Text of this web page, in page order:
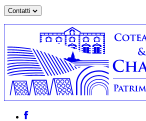
Contatti